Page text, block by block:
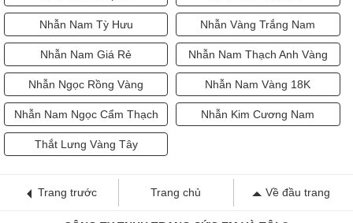
Nhẫn Nam Tỳ Hưu Nhẫn Vàng Trắng Nam
Nhẫn Nam Giá Rẻ Nhẫn Nam Thạch Anh Vàng
Nhẫn Ngọc Rồng Vàng Nhẫn Nam Vàng 18K
Nhẫn Nam Ngọc Cẩm Thạch Nhẫn Kim Cương Nam
Thắt Lưng Vàng Tây
Trang trước Trang chủ Về đầu trang